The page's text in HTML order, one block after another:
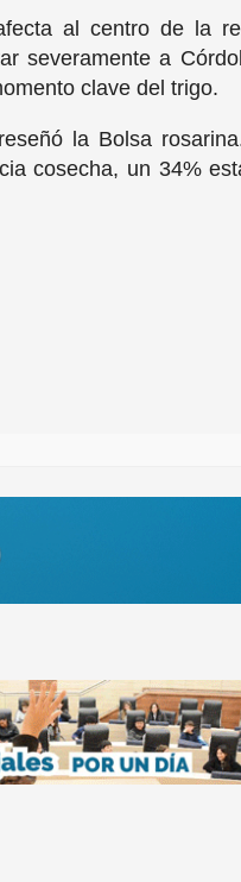
al centro de la
severamente a
clave del trigo.
la Bolsa
cosecha, un 34%